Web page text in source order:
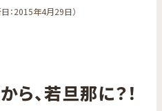
日：2015年4月29日）
、若旦那に？！